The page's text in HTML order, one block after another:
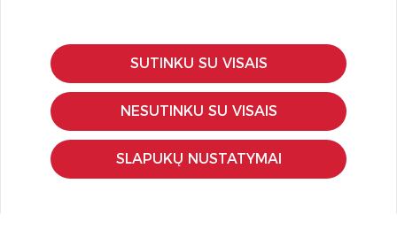
KLIENTŲ APTARNAVIMAS
Pirkimo – pardavimo taisyklės
Pristatymas ir grąžinimas
Apmokėjimo būdai
Kokybės ir saugumo standartai
Privatumo taisyklės
SUTINKU SU VISAIS
NESUTINKU SU VISAIS
SLAPUKŲ NUSTATYMAI